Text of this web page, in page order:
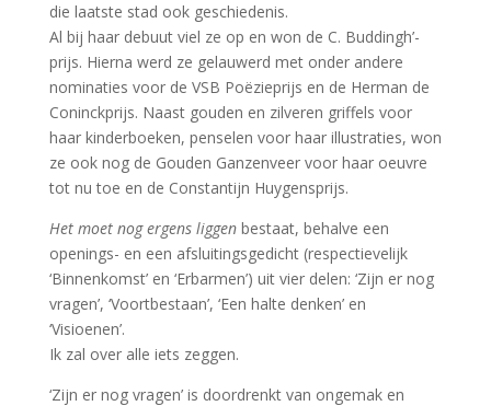
die laatste stad ook geschiedenis.
Al bij haar debuut viel ze op en won de C. Buddingh’-
prijs. Hierna werd ze gelauwerd met onder andere
nominaties voor de VSB Poëzieprijs en de Herman de
Coninckprijs. Naast gouden en zilveren griffels voor
haar kinderboeken, penselen voor haar illustraties, won
ze ook nog de Gouden Ganzenveer voor haar oeuvre
tot nu toe en de Constantijn Huygensprijs.
Het moet nog ergens liggen bestaat, behalve een
openings- en een afsluitingsgedicht (respectievelijk
‘Binnenkomst’ en ‘Erbarmen’) uit vier delen: ‘Zijn er nog
vragen’, ‘Voortbestaan’, ‘Een halte denken’ en
‘Visioenen’.
Ik zal over alle iets zeggen.
‘Zijn er nog vragen’ is doordrenkt van ongemak en